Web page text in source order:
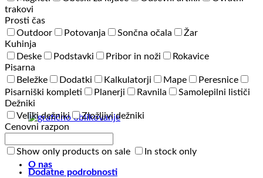
O nas
trakovi
Prosti čas
Outdoor
Potovanja Sončna očala
Žar
Kuhinja
Deske
Podstavki Pribor in noži
Rokavice
Pisarna
Beležke
Dodatki Kalkulatorji Mape
Peresnice
Pisarniški kompleti
Planerji Ravnila
Samolepilni lističi
Dežniki
Veliki dežniki
Zložljivi dežniki
Cenovni razpon
Show only products on sale In stock only
Dodatne podrobnosti